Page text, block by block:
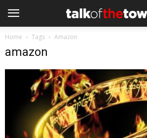
Home Tags Amazon
amazon